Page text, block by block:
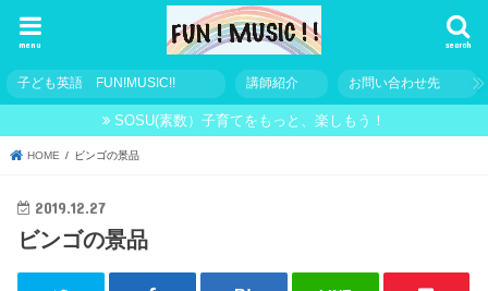
search
menu
子ども英語 FUN!MUSIC!! 講師紹介 お問い合わせ先
SOSU(素数）子育てをもっと、楽しもう！
HOME ビンゴの景品
2019.12.27
ビンゴの景品